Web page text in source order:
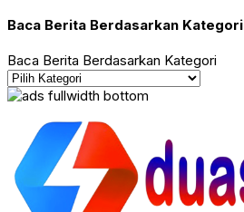
Baca Berita Berdasarkan Kategori
Baca Berita Berdasarkan Kategori